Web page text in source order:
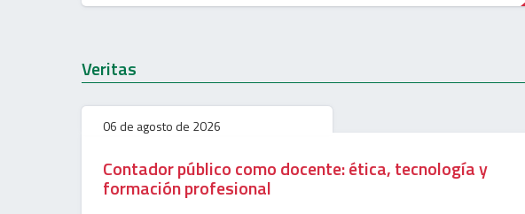
Veritas
06 de agosto de 2026
Contador público como docente: ética, tecnología y
formación profesional